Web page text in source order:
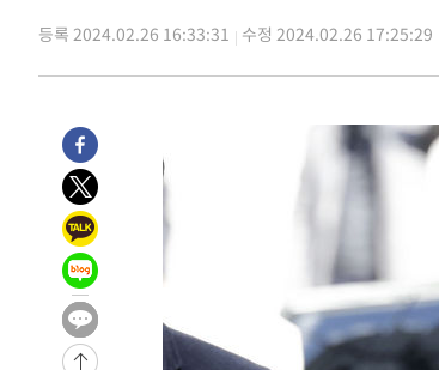
등록 2024.02.26 16:33:31 수정 2024.02.26 17:25:29